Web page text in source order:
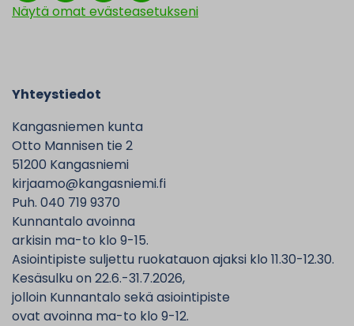
Näytä omat evästeasetukseni
Yhteystiedot
Kangasniemen kunta
Otto Mannisen tie 2
51200 Kangasniemi
kirjaamo@kangasniemi.fi
Puh. 040 719 9370
Kunnantalo avoinna
arkisin ma-to klo 9-15.
Asiointipiste suljettu ruokatauon ajaksi klo 11.30-12.30.
Kesäsulku on 22.6.-31.7.2026,
jolloin Kunnantalo sekä asiointipiste
ovat avoinna ma-to klo 9-12.